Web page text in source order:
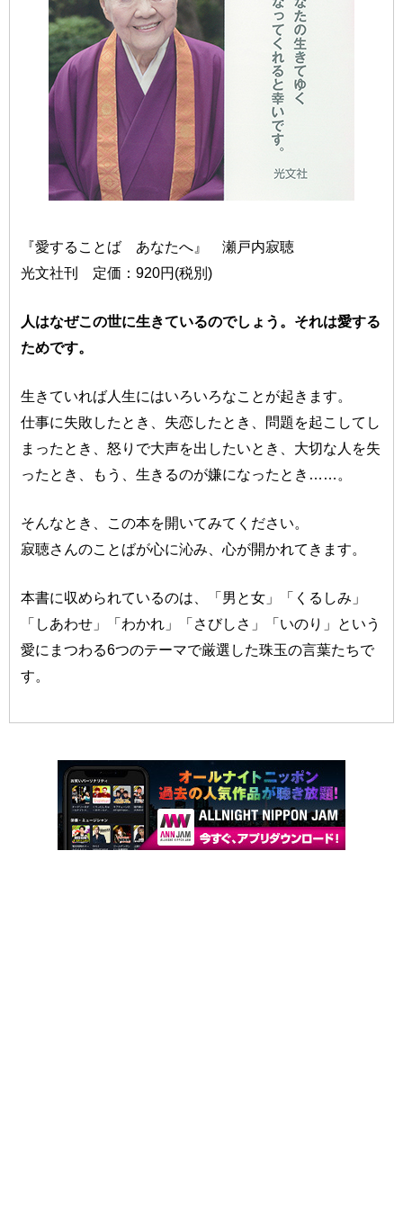
『愛することば あなたへ』 瀬戸内寂聴
光文社刊 定価：920円(税別)
人はなぜこの世に生きているのでしょう。それは愛する
ためです。
生きていれば人生にはいろいろなことが起きます。
仕事に失敗したとき、失恋したとき、問題を起こしてし
まったとき、怒りで大声を出したいとき、大切な人を失
ったとき、もう、生きるのが嫌になったとき……。
そんなとき、この本を開いてみてください。
寂聴さんのことばが心に沁み、心が開かれてきます。
本書に収められているのは、「男と女」「くるしみ」
「しあわせ」「わかれ」「さびしさ」「いのり」という
愛にまつわる6つのテーマで厳選した珠玉の言葉たちで
す。